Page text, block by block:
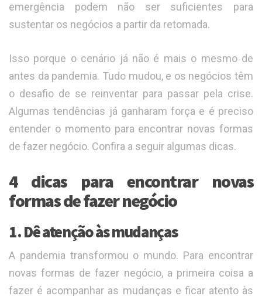
emergência podem não ser suficientes para
sustentar os negócios a partir da retomada.
Isso porque o cenário já não é mais o mesmo de
antes da pandemia. Tudo mudou, e os negócios têm
o desafio de se reinventar para passar pela crise.
Algumas tendências já ganharam força e é preciso
entender o momento para encontrar novas formas
de fazer negócio. Confira a seguir algumas dicas.
4 dicas para encontrar novas
formas de fazer negócio
1. Dê atenção às mudanças
A pandemia transformou o mundo. Para encontrar
novas formas de fazer negócio, a primeira coisa a
fazer é acompanhar as mudanças e ficar atento às